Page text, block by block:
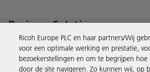
Business Solutions
Producten en services
Ricoh Europe PLC en haar partners/Wij
voor een optimale werking en prestatie,
bezoekerstellingen en om te begrijpen hoe
door de site navigeren. Zo kunnen wij, op